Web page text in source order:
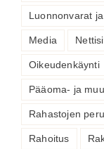
Luonnonvarat
Media
Oikeudenkäynti
Pääoma- ja
Rahastojen
Rahoitus